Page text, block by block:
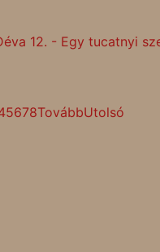
12. - Egy tucatnyi
5678TovábbUtolsó